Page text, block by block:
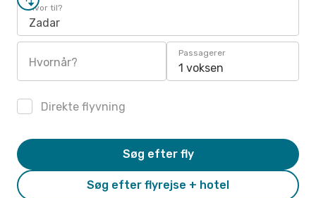
Hvor til?
Zadar
Hvornår?
Passagerer
1 voksen
Direkte flyvning
Søg efter flyrejse + hotel
Søg efter fly